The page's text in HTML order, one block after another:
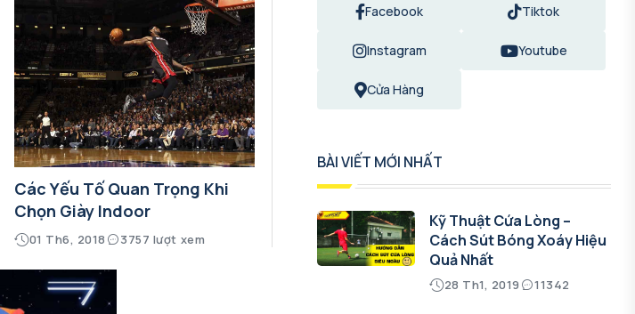
Các Yếu Tố Quan Trọng Khi
Chọn Giày Indoor
01 Th6, 2018 3757 lượt xem
Facebook Tiktok
Instagram Youtube
Cửa Hàng
BÀI VIẾT MỚI NHẤT
Kỹ Thuật Cứa Lòng –
Cách Sút Bóng Xoáy Hiệu
Quả Nhất
28 Th1, 2019 11342